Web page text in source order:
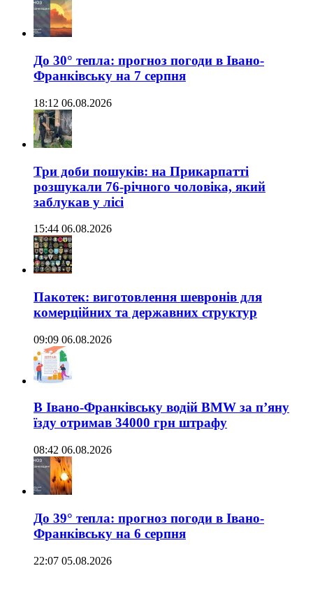
До 30° тепла: прогноз погоди в Івано-
Франківську на 7 серпня
18:12 06.08.2026
Три доби пошуків: на Прикарпатті
розшукали 76-річного чоловіка, який
заблукав у лісі
15:44 06.08.2026
Пакотек: виготовлення шевронів для
комерційних та державних структур
09:09 06.08.2026
В Івано-Франківську водій BMW за п’яну
їзду отримав 34000 грн штрафу
08:42 06.08.2026
До 39° тепла: прогноз погоди в Івано-
Франківську на 6 серпня
22:07 05.08.2026